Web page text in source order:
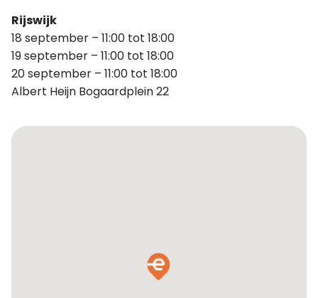
Rijswijk
18 september – 11:00 tot 18:00
19 september – 11:00 tot 18:00
20 september – 11:00 tot 18:00
Albert Heijn Bogaardplein 22